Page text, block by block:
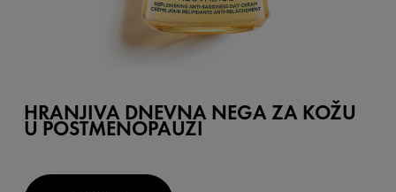
HRANJIVA DNEVNA NEGA ZA KOŽU
U POSTMENOPAUZI